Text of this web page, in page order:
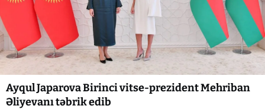
Ayqul Japarova Birinci vitse-prezident Mehriban
Əliyevanı təbrik edib